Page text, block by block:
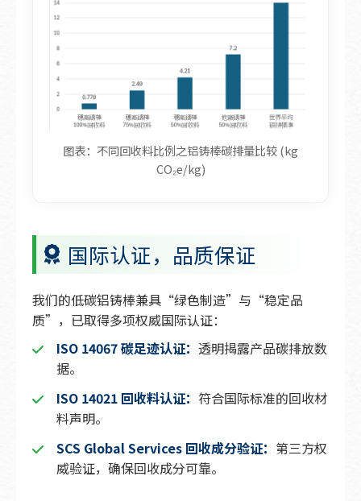
图表：不同回收料比例之铝铸棒碳排量比较 (kg
CO₂e/kg)
国际认证，品质保证
我们的低碳铝铸棒兼具“绿色制造”与“稳定品
质”，已取得多项权威国际认证：
ISO 14067 碳足迹认证： 透明揭露产品碳排放数
据。
ISO 14021 回收料认证： 符合国际标准的回收材
料声明。
SCS Global Services 回收成分验证： 第三方权
威验证，确保回收成分可靠。